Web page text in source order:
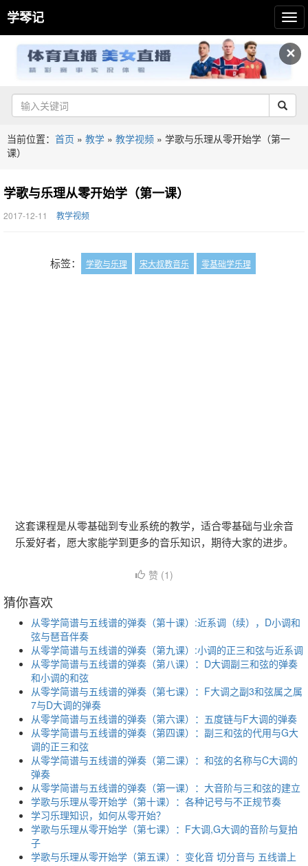
✕
学琴记
当前位置： 首页 » 教学 » 教学视频 » 学歌与乐理从零开始学（第一
课）
学歌与乐理从零开始学（第一课）
2017-12-11 教学视频
标签： 学歌与乐理 宋大叔教音乐 零基础学乐理
这套课程是从零基础到专业系统的教学，适合零基础与业余音
乐爱好者，愿大家能学到更多的音乐知识，期待大家的进步。
赞 (1)
猜你喜欢
从零学简谱与五线谱的弹奏（第十课）:近系调（续），D小调和
弦与琶音伴奏
从零学简谱与五线谱的弹奏（第九课）:小调的正三和弦与近系调
从零学简谱与五线谱的弹奏（第八课）：D大调副三和弦的弹奏
和小调的和弦
从零学简谱与五线谱的弹奏（第七课）：F大调之副3和弦属之属
7与D大调的弹奏
从零学简谱与五线谱的弹奏（第六课）：五度链与F大调的弹奏
从零学简谱与五线谱的弹奏（第四课）：副三和弦的代用与G大
调的正三和弦
从零学简谱与五线谱的弹奏（第二课）：和弦的名称与C大调的
弹奏
从零学简谱与五线谱的弹奏（第一课）：大音阶与三和弦的建立
学歌与乐理从零开始学（第十课）：各种记号与不正规节奏
学习乐理知识，如何从零开始？
学歌与乐理从零开始学（第七课）：F大调,G大调的音阶与复拍
子
学歌与乐理从零开始学（第五课）：变化音 切分音与 五线谱上